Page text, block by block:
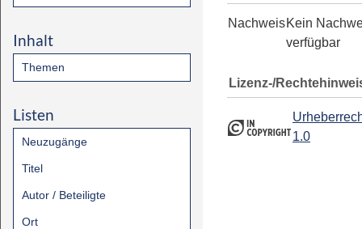
Inhalt
Themen
Listen
Neuzugänge
Titel
Autor / Beteiligte
Ort
NachweisKein
verfügbar
Lizenz-/
1.0